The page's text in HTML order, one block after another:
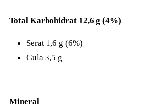
Total Karbohidrat 12,6 g (4%)
Serat 1,6 g (6%)
Gula 3,5 g
Mineral